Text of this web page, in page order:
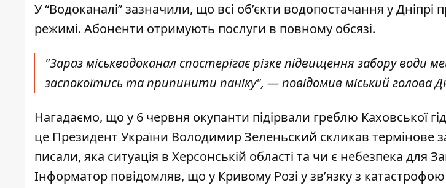
У “Водоканалі” зазначили, що всі об’єкти водопостачання у
режимі. Абоненти отримують послуги в повному обсязі.
"Зараз міськводоканал спостерігає різке підвищення забору
заспокоїтись та припинити паніку", — повідомив міський голова
Нагадаємо, що у 6 червня окупанти підірвали греблю Каховської
це Президент України Володимир Зеленьский скликав термінове
писали, яка ситуація в Херсонській області та чи є небезпека для
Інформатор повідомляв, що у Кривому Розі у зв’язку з катастрофою